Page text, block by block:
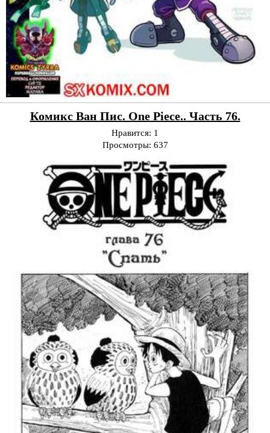
Комикс Ван Пис. One Piece.. Часть 76.
Нравится: 1
Просмотры: 637